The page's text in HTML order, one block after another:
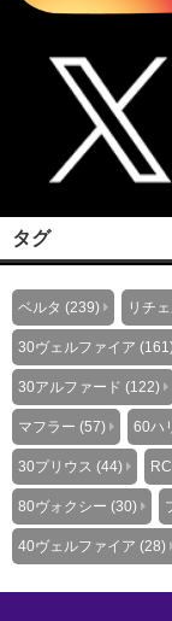
タグ
ベルタ (239) リチ
30ヴェルファイア
30アルファード (122)
マフラー (57) 60ハ
30プリウス (44)
80ヴォクシー (30)
40ヴェルファイア (28)